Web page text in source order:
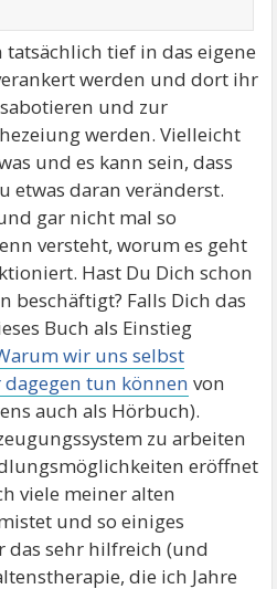
tatsächlich tief in das eigene
werden und dort ihr
und zur
werden. Vielleicht
und es kann sein, dass
etwas daran veränderst.
gar nicht mal so
versteht, worum es geht
Hast Du Dich schon
beschäftigt? Falls Dich das
Buch als Einstieg
wir uns selbst
tun können von
auch als Hörbuch).
zu arbeiten
eröffnet
viele meiner alten
und so einiges
das sehr hilfreich (und
die ich Jahre